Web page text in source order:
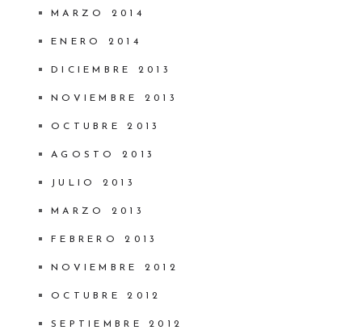
MARZO 2014
ENERO 2014
DICIEMBRE 2013
NOVIEMBRE 2013
OCTUBRE 2013
AGOSTO 2013
JULIO 2013
MARZO 2013
FEBRERO 2013
NOVIEMBRE 2012
OCTUBRE 2012
SEPTIEMBRE 2012